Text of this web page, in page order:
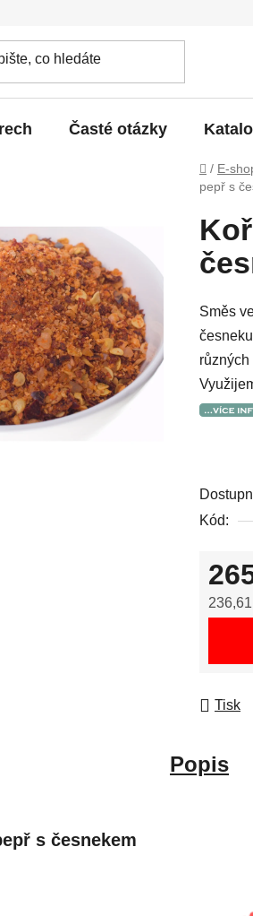
Časté otázky
Domů
/ E-
pepř s
Směs
různých
Kód:
Tisk
Popis
s česnekem